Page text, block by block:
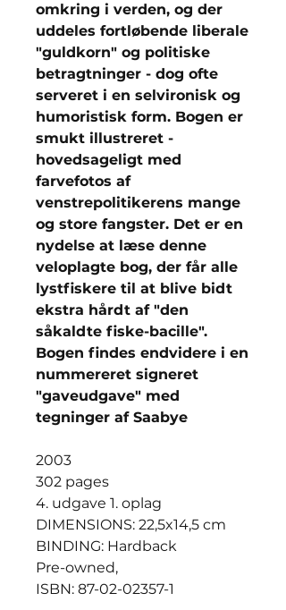
omkring i verden, og der
uddeles fortløbende liberale
"guldkorn" og politiske
betragtninger - dog ofte
serveret i en selvironisk og
humoristisk form. Bogen er
smukt illustreret -
hovedsageligt med
farvefotos af
venstrepolitikerens mange
og store fangster. Det er en
nydelse at læse denne
veloplagte bog, der får alle
lystfiskere til at blive bidt
ekstra hårdt af "den
såkaldte fiske-bacille".
Bogen findes endvidere i en
nummereret signeret
"gaveudgave" med
tegninger af Saabye
2003
302 pages
4. udgave 1. oplag
DIMENSIONS: 22,5x14,5 cm
BINDING: Hardback
Pre-owned,
ISBN: 87-02-02357-1